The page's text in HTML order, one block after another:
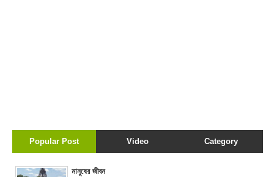
Popular Post Video Category
মানুষের জীবন